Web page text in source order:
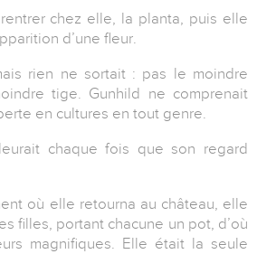
chez elle, la planta, puis elle
d’une fleur.
rien ne sortait : pas le moindre
tige. Gunhild ne comprenait
en cultures en tout genre.
chaque fois que son regard
où elle retourna au château, elle
filles, portant chacune un pot, d’où
magnifiques. Elle était la seule